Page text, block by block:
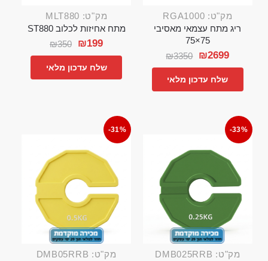
מק"ט: RGA1000
ריג מתח עצמאי מאסיבי
75×75
₪3350 ₪2699
שלח עדכון מלאי
מק"ט: MLT880
מתח אחיזות לכלוב ST880
₪350 ₪199
שלח עדכון מלאי
-33%
מק"ט: DMB025RRB
-31%
מק"ט: DMB05RRB